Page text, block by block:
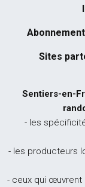
Sites
Sentiers-en-
- les
- les producteurs
- ceux qui œuvrent